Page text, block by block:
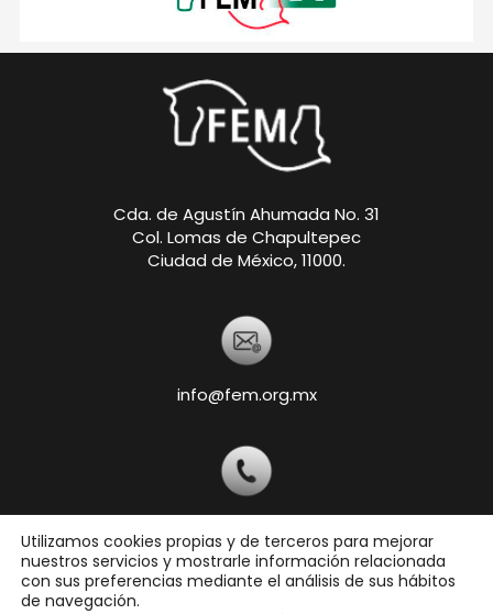
Cda. de Agustín Ahumada No. 31
Col. Lomas de Chapultepec
Ciudad de México, 11000.
info@fem.org.mx
Copyright © 2026 Federación Ecuestre Mexicana,
Utilizamos cookies propias y de terceros para mejorar
nuestros servicios y mostrarle información relacionada
con sus preferencias mediante el análisis de sus hábitos
de navegación.